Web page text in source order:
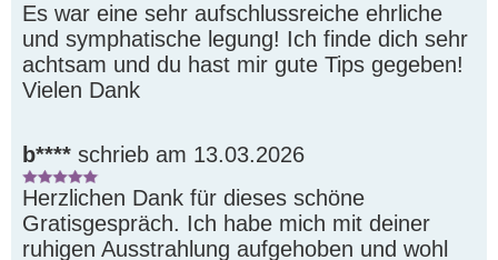
Es war eine sehr aufschlussreiche ehrliche
und symphatische legung! Ich finde dich sehr
achtsam und du hast mir gute Tips gegeben!
Vielen Dank
b**** schrieb am 13.03.2026
Herzlichen Dank für dieses schöne
Gratisgespräch. Ich habe mich mit deiner
ruhigen Ausstrahlung aufgehoben und wohl